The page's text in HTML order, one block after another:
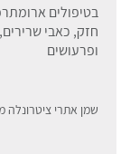
בטיפולים
חזק, כאבי
ופרעושים
שמן אתרי ציטרונלה